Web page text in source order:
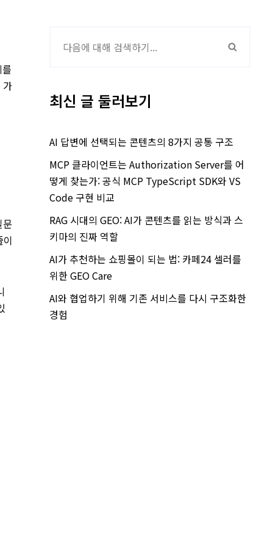
가
최신 글 둘러보기
AI 답변에 선택되는 콘텐츠의 8가지 공통 구조
MCP 클라이언트는 Authorization Server를 어
떻게 찾는가: 공식 MCP TypeScript SDK와 VS
Code 구현 비교
RAG 시대의 GEO: AI가 콘텐츠를 읽는 방식과 스
키마의 진짜 역할
AI가 추천하는 쇼핑몰이 되는 법: 카페24 셀러를
위한 GEO Care
AI와 협업하기 위해 기존 서비스를 다시 구조화한
경험